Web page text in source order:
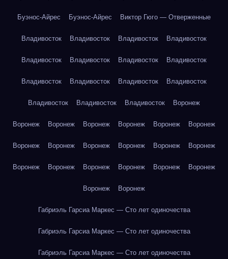
Буэнос-Айрес Буэнос-Айрес Виктор Гюго — Отверженные
Владивосток Владивосток Владивосток Владивосток
Владивосток Владивосток Владивосток Владивосток
Владивосток Владивосток Владивосток Владивосток
Владивосток Владивосток Владивосток Воронеж
Воронеж Воронеж Воронеж Воронеж Воронеж Воронеж
Воронеж Воронеж Воронеж Воронеж Воронеж Воронеж
Воронеж Воронеж Воронеж Воронеж Воронеж Воронеж
Воронеж Воронеж
Габриэль Гарсиа Маркес — Сто лет одиночества
Габриэль Гарсиа Маркес — Сто лет одиночества
Габриэль Гарсиа Маркес — Сто лет одиночества